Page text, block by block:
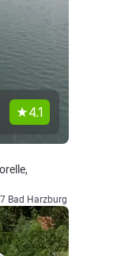
4.1
Bad Harzburg